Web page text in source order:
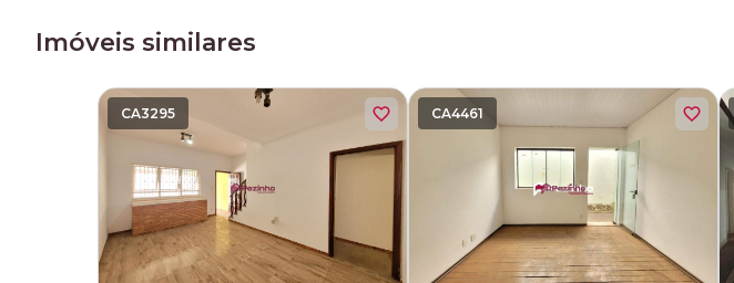
Imóveis similares
CA3295 CA4461